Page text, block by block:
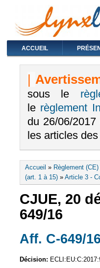
ACCUEIL
|
sous le
le règlement
du 26/06/2017
les articles
Vous êtes ici
Accueil » Règlement
(art. 1 à 15) » Article 3 -
CJUE, 20
649/16
Aff. C-649/16
Décision: